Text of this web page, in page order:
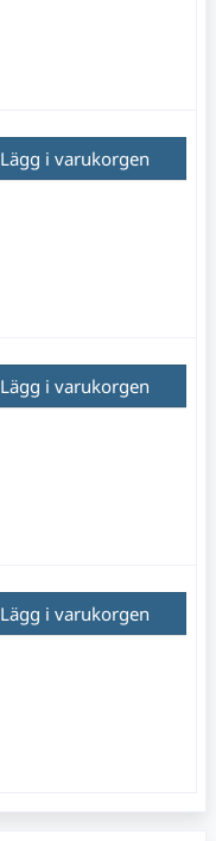
Lägg i varukorgen
Lägg i varukorgen
Lägg i varukorgen